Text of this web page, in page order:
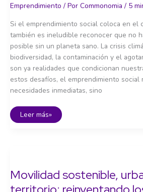
Emprendimiento / Por Commonomia / 5
Si el emprendimiento social coloca en el
también es ineludible reconocer que no
posible sin un planeta sano. La crisis
biodiversidad, la contaminación y el
son ya realidades que condicionan
estos desafíos, el emprendimiento
necesidades inmediatas, sino
Emprender
para
Leer más»
Movilidad sostenible,